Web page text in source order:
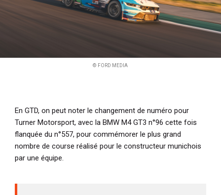
© FORD MEDIA
En GTD, on peut noter le changement de numéro pour
Turner Motorsport, avec la BMW M4 GT3 n°96 cette fois
flanquée du n°557, pour commémorer le plus grand
nombre de course réalisé pour le constructeur munichois
par une équipe.